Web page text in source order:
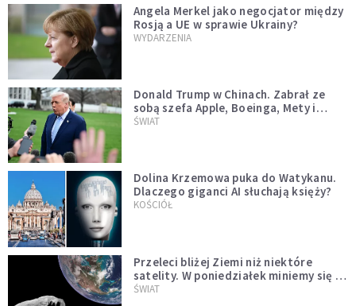
Angela Merkel jako negocjator między
Rosją a UE w sprawie Ukrainy?
WYDARZENIA
Donald Trump w Chinach. Zabrał ze
sobą szefa Apple, Boeinga, Mety i
Muska
ŚWIAT
Dolina Krzemowa puka do Watykanu.
Dlaczego giganci AI słuchają księży?
KOŚCIÓŁ
Przeleci bliżej Ziemi niż niektóre
satelity. W poniedziałek miniemy się z
asteroidą, która poprzedzi znacznie
ŚWIAT